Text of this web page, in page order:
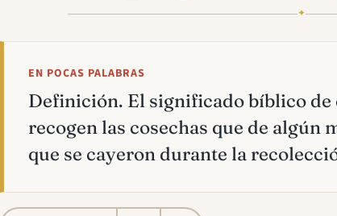
✦
EN POCAS PALABRAS
Definición. El significado bíblico de
recogen las cosechas que de algún
que se cayeron durante la